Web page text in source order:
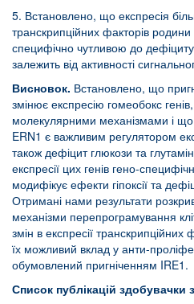
5. Встановлено, що експресія
транскрипційних факторів
специфічно чутливою до дефіциту
залежить від активності
Висновок. Встановлено, що
змінює експресію гомеобокс
молекулярними механізмами і що
ERN1 є важливим регулятором
також дефіцит глюкози та
експресії цих генів гено-
модифікує ефекти гіпоксії та
Отримані нами результати
механізми перепрограмування
змін в експресії
їх можливий вклад у анти-
обумовлений пригніченням IRE1.
Список публікацій здобувачки